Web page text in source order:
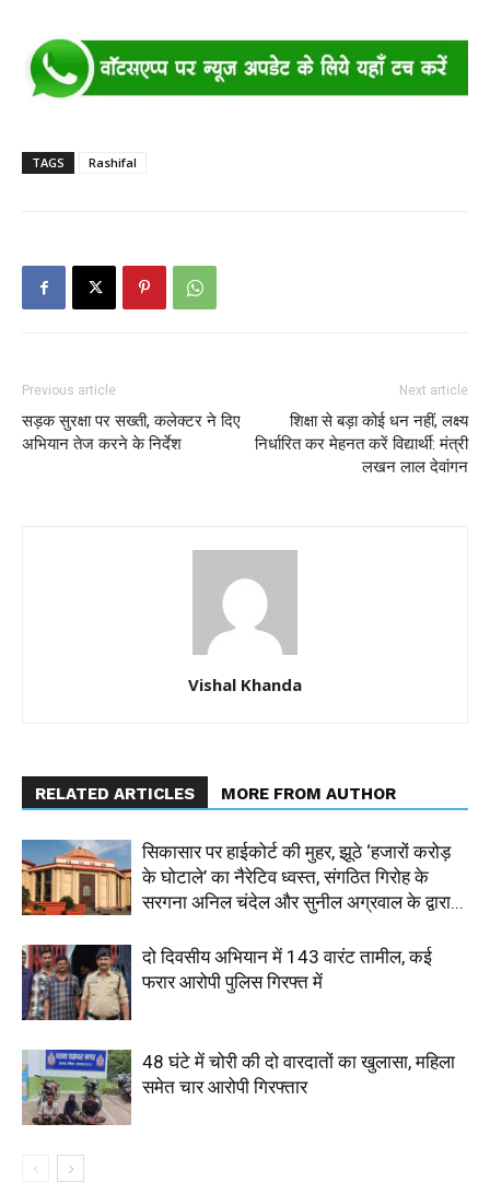
TAGS Rashifal
Previous article
सड़क सुरक्षा पर सख्ती, कलेक्टर ने दिए
अभियान तेज करने के निर्देश
Next article
शिक्षा से बड़ा कोई धन नहीं, लक्ष्य
निर्धारित कर मेहनत करें विद्यार्थी: मंत्री
लखन लाल देवांगन
Vishal Khanda
RELATED ARTICLES MORE FROM AUTHOR
सिकासार पर हाईकोर्ट की मुहर, झूठे ‘हजारों करोड़
के घोटाले’ का नैरेटिव ध्वस्त, संगठित गिरोह के
सरगना अनिल चंदेल और सुनील अग्रवाल के द्वारा...
दो दिवसीय अभियान में 143 वारंट तामील, कई
फरार आरोपी पुलिस गिरफ्त में
48 घंटे में चोरी की दो वारदातों का खुलासा, महिला
समेत चार आरोपी गिरफ्तार